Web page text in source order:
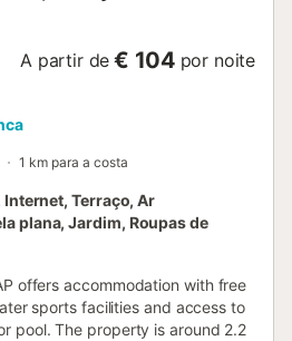
A partir de € 104 por noite
1 km para a costa
Terraço, Ar
plana, Jardim, Roupas de
offers accommodation with free
sports facilities and access to
pool. The property is around 2.2